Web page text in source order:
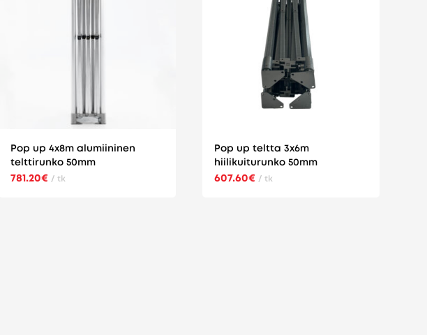
Pop up 4x8m alumiininen
telttirunko 50mm
781.20€ / tk
Pop up teltta 3x6m
hiilikuiturunko 50mm
607.60€ / tk